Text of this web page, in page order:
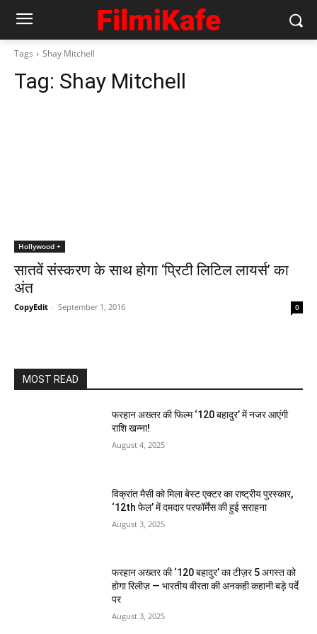
Tags Shay Mitchell
Tag: Shay Mitchell
Hollywood +
सातवें संस्‍करण के साथ होगा ‘प्रिटी लिटिल लायर्स’ का
अंत
CopyEdit - September 1, 2016 0
MOST READ
फरहान अख्तर की फिल्म ‘120 बहादुर’ में नजर आएंगी
राशि खन्ना!
August 4, 2025
विक्रांत मैसी को मिला बेस्ट एक्टर का राष्ट्रीय पुरस्कार,
‘12th फेल’ में दमदार परफॉर्मेंस की हुई सराहना
August 3, 2025
फरहान अख्तर की ‘120 बहादुर’ का टीज़र 5 अगस्त को
होगा रिलीज़ — भारतीय वीरता की अनकही कहानी बड़े पर्दे
पर
August 3, 2025